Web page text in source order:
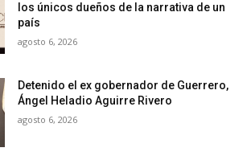
los únicos dueños de la narrativa de un
país
agosto 6, 2026
Detenido el ex gobernador de Guerrero,
Ángel Heladio Aguirre Rivero
agosto 6, 2026